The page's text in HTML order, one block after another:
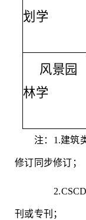
划学
风景园
林学
注： 1.建筑
修订同步修订；
刊或专刊；